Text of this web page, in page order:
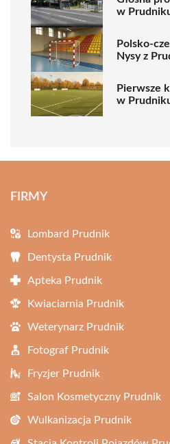
w
Polsko-
Nysy z
Pierwsze
w
FIRMY
Lombard Prudnik
Dentysta Prudnik
Apteka Prudnik
Kwiaciarnia Prudnik
Weterynarz Prudnik
Fotograf Prudnik
Fryzjer Prudnik
Salon Kosmetyczny Prudnik
Wulkanizacja Prudnik